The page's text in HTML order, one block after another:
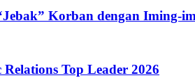
Korban dengan Iming-
Top Leader 2026